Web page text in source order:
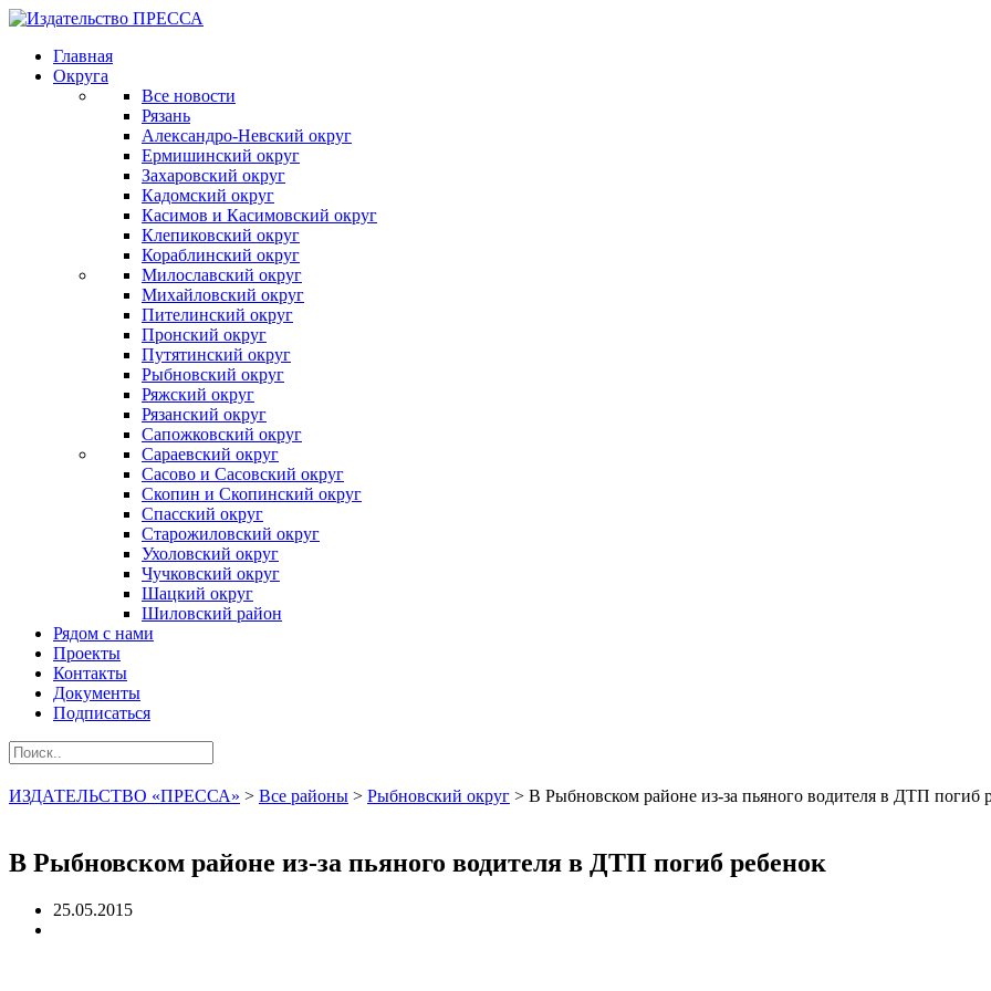
Главная
Округа
Все новости
Рязань
Александро-Невский округ
Ермишинский округ
Захаровский округ
Кадомский округ
Касимов и Касимовский округ
Клепиковский округ
Кораблинский округ
Милославский округ
Михайловский округ
Пителинский округ
Пронский округ
Путятинский округ
Рыбновский округ
Ряжский округ
Рязанский округ
Сапожковский округ
Сараевский округ
Сасово и Сасовский округ
Скопин и Скопинский округ
Спасский округ
Старожиловский округ
Ухоловский округ
Чучковский округ
Шацкий округ
Шиловский район
Рядом с нами
Проекты
Контакты
Документы
Подписаться
ИЗДАТЕЛЬСТВО «ПРЕССА» > Все районы > Рыбновский округ > В Рыбновском районе из-за пьяного водителя в ДТП погиб
В Рыбновском районе из-за пьяного водителя в ДТП погиб ребенок
25.05.2015